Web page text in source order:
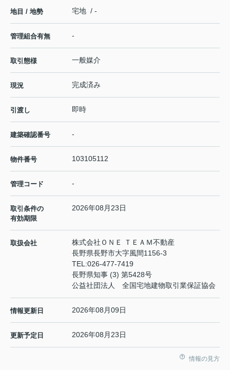
地目 / 地勢 宅地 / -
管理組合有無 -
取引態様 一般媒介
現況 完成済み
引渡し 即時
建築確認番号 -
物件番号 103105112
管理コード -
取引条件の
有効期限
2026年08月23日
取扱会社
株式会社ＯＮＥ ＴＥＡＭ不動産
長野県長野市大字風間1156-3
TEL:026-477-7419
長野県知事 (3) 第5428号
公益社団法人 全国宅地建物取引業保証協会
情報更新日 2026年08月09日
更新予定日 2026年08月23日
情報の見方